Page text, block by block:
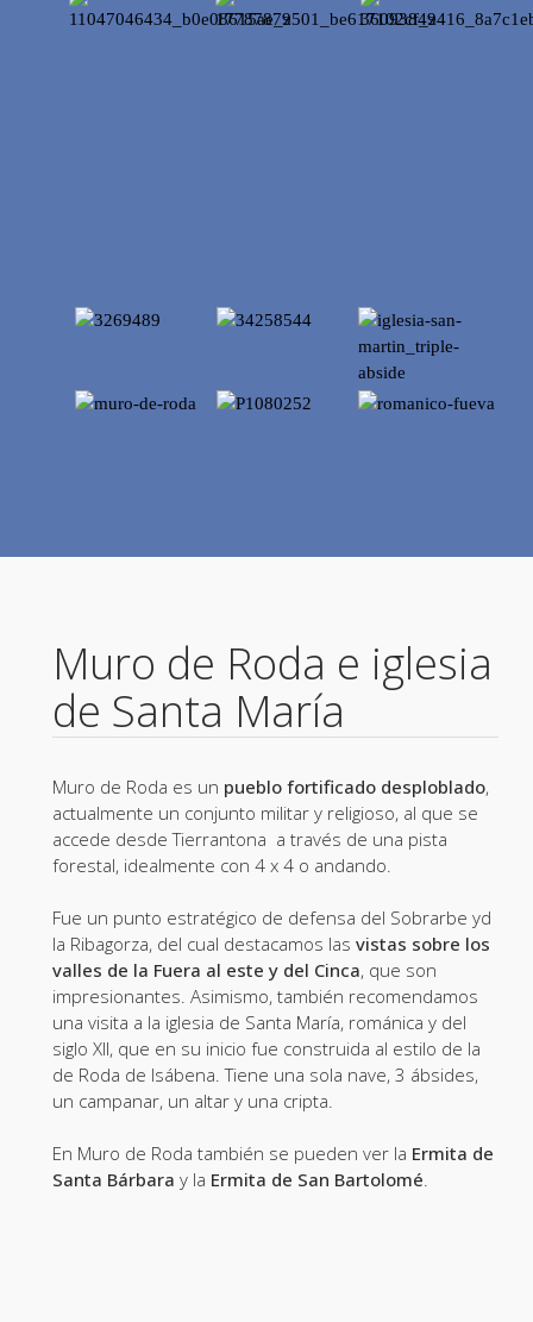
Muro de Roda e iglesia
de Santa María
Muro de Roda es un pueblo fortificado desploblado,
actualmente un conjunto militar y religioso, al que se
accede desde Tierrantona a través de una pista
forestal, idealmente con 4 x 4 o andando.
Fue un punto estratégico de defensa del Sobrarbe yd
la Ribagorza, del cual destacamos las vistas sobre los
valles de la Fuera al este y del Cinca, que son
impresionantes. Asimismo, también recomendamos
una visita a la iglesia de Santa María, románica y del
siglo XII, que en su inicio fue construida al estilo de la
de Roda de Isábena. Tiene una sola nave, 3 ábsides,
un campanar, un altar y una cripta.
En Muro de Roda también se pueden ver la Ermita de
Santa Bárbara y la Ermita de San Bartolomé.